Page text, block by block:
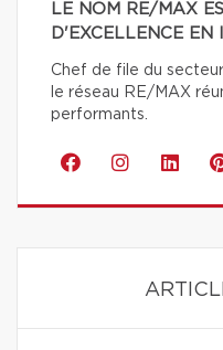
LE NOM RE/MAX
D'EXCELLENCE EN
Chef de file du
le réseau RE/MAX
performants.